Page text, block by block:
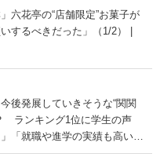
六花亭の“店舗限定”お菓子が
するべきだった」（1/2） |
後発展していきそうな“関関
ランキング1位に学生の声
「就職や進学の実績も高い」